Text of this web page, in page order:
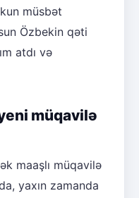
müsbət
Özbekin qəti
atdı və
müqavilə
maaşlı müqavilə
yaxın zamanda